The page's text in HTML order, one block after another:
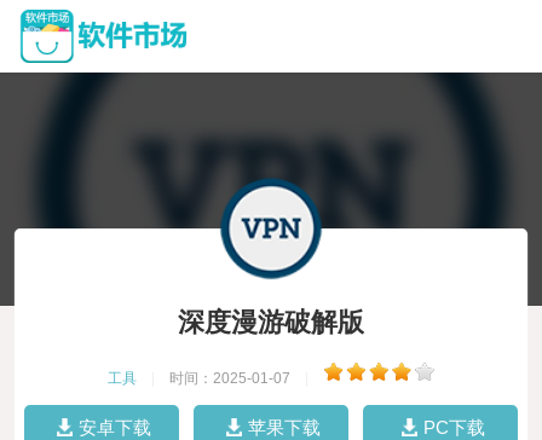
深度漫游破解版
工具 时间：2025-01-07
安卓下载 苹果下载 PC下载